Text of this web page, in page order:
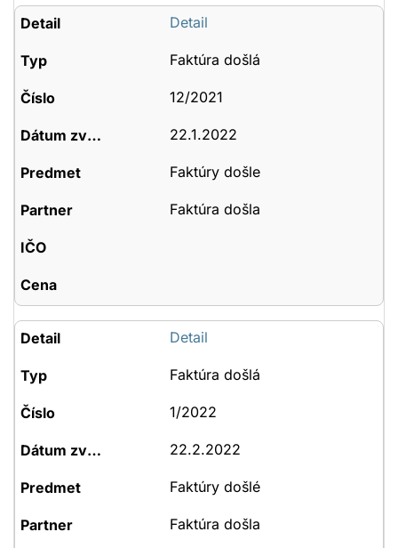
Detail
Faktúra došlá
12/2021
22.1.2022
Faktúry došle
Faktúra došla
Detail
Faktúra došlá
1/2022
22.2.2022
Faktúry došlé
Faktúra došla